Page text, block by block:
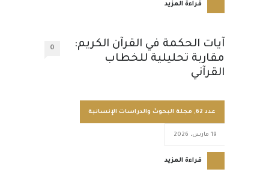
قراءة المزيد
آيات الحكمة في القرآن الكريم:
مقاربة تحليلية للخطاب
القرآني
0
عدد 62 , مجلة البحوث والدراسات الإنسانية
19 مارس، 2026
قراءة المزيد